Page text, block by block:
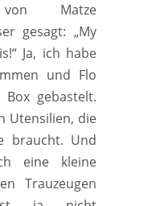
von Matze
gesagt: „My
Ja, ich habe
und Flo
gebastelt.
Utensilien, die
braucht. Und
eine kleine
Trauzeugen